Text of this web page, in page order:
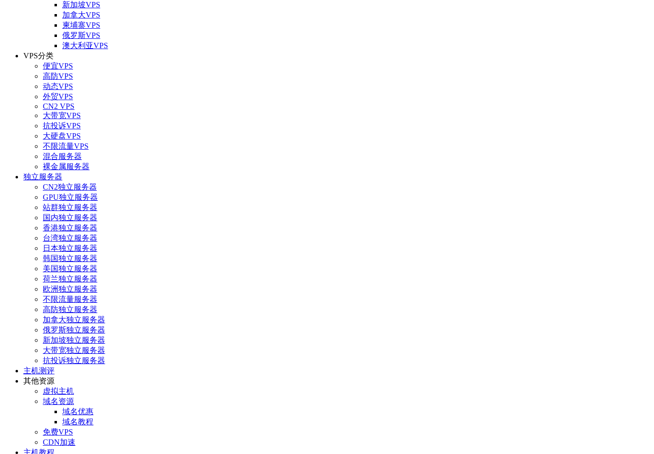
新加坡VPS
加拿大VPS
柬埔寨VPS
俄罗斯VPS
澳大利亚VPS
VPS分类
便宜VPS
高防VPS
动态VPS
外贸VPS
CN2 VPS
大带宽VPS
抗投诉VPS
大硬盘VPS
不限流量VPS
混合服务器
裸金属服务器
独立服务器
CN2独立服务器
GPU独立服务器
站群独立服务器
国内独立服务器
香港独立服务器
台湾独立服务器
日本独立服务器
韩国独立服务器
美国独立服务器
荷兰独立服务器
欧洲独立服务器
不限流量服务器
高防独立服务器
加拿大独立服务器
俄罗斯独立服务器
新加坡独立服务器
大带宽独立服务器
抗投诉独立服务器
主机测评
其他资源
虚拟主机
域名资源
域名优惠
域名教程
免费VPS
CDN加速
主机教程